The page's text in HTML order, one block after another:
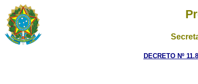
DECRETO Nº